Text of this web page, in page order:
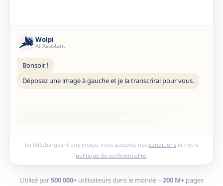
Wolpi
AI Assistant
Bonsoir !
Déposez une image à gauche et je la transcrirai pour vous.
En téléchargeant une image, vous acceptez nos conditionset notre
politique de confidentialité
Utilisé par500 000+ utilisateurs dans le monde – 200 M+ pages